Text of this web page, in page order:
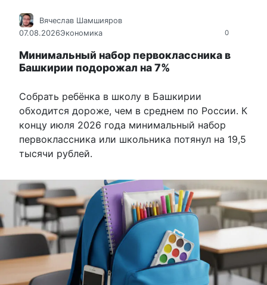
0
Вячеслав Шамшияров
07.08.2026Экономика
Минимальный набор первоклассника в
Башкирии подорожал на 7%
Собрать ребёнка в школу в Башкирии
обходится дороже, чем в среднем по России. К
концу июля 2026 года минимальный набор
первоклассника или школьника потянул на 19,5
тысячи рублей.